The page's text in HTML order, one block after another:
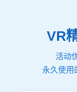
VR
活动
永久使用